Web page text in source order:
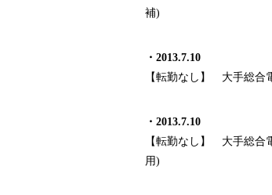
補)
・ 2013.7.10
【転勤なし】 大手総合
・ 2013.7.10
【転勤なし】 大手総合
用)